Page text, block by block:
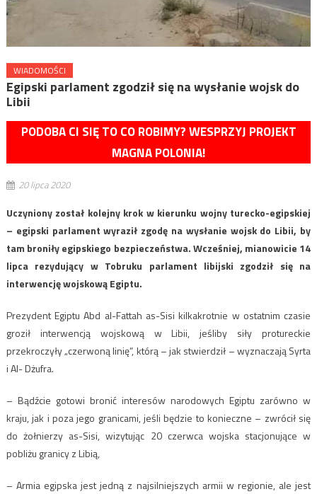
WIADOMOŚCI
Egipski parlament zgodził się na wysłanie wojsk do
Libii
PODOBA CI SIĘ TO CO ROBIMY? WESPRZYJ PROJEKT
MAGNA POLONIA!
20 lipca 2020
Uczyniony został kolejny krok w kierunku wojny turecko-egipskiej
– egipski parlament wyraził zgodę na wysłanie wojsk do Libii, by
tam broniły egipskiego bezpieczeństwa. Wcześniej, mianowicie 14
lipca rezydujący w Tobruku parlament libijski zgodził się na
interwencję wojskową Egiptu.
Prezydent Egiptu Abd al-Fattah as-Sisi kilkakrotnie w ostatnim czasie
groził interwencją wojskową w Libii, jeśliby siły protureckie
przekroczyły „czerwoną linię”, którą – jak stwierdził – wyznaczają Syrta
i Al- Dżufra.
– Bądźcie gotowi bronić interesów narodowych Egiptu zarówno w
kraju, jak i poza jego granicami, jeśli będzie to konieczne – zwrócił się
do żołnierzy as-Sisi, wizytując 20 czerwca wojska stacjonujące w
pobliżu granicy z Libią,
– Armia egipska jest jedną z najsilniejszych armii w regionie, ale jest